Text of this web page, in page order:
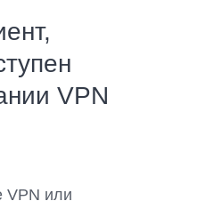
VPN
VPN или